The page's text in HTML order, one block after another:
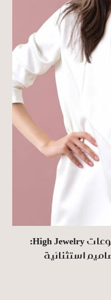
تفاصيل تهيمن على مجموعات High Jewelry:
استثنائية